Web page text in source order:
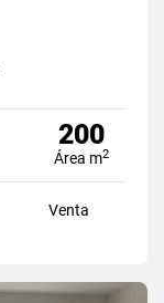
200
Área m2
Venta